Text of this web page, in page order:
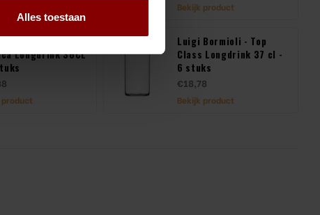
Alles toestaan
Bekijk product
Longdrink 36CL
product
Luigi Bormioli - Top
Class Longdrink 37 cl -
6 stuks
€18,78
Bekijk product